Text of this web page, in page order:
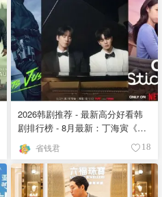
2026韩剧推荐 - 最新高分好看韩
剧排行榜 - 8月最新：丁海寅《我
的荒糖恋爱 》上线❣️
省钱君 18